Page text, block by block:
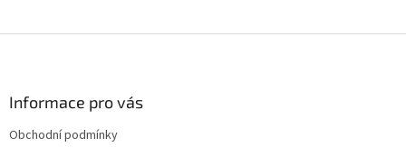
Informace pro vás
Obchodní podmínky